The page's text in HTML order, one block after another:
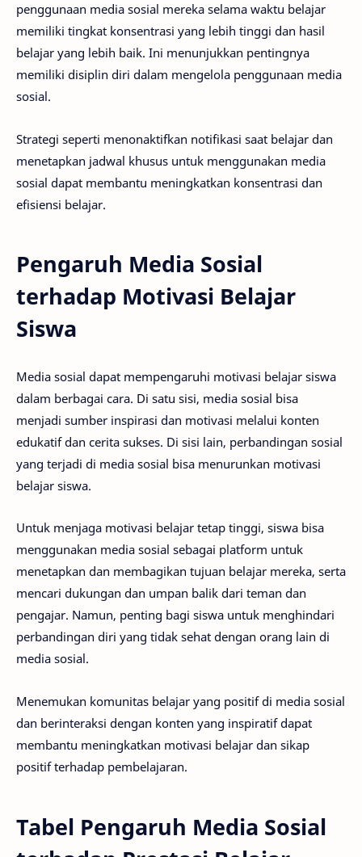
penggunaan media sosial mereka selama waktu belajar
memiliki tingkat konsentrasi yang lebih tinggi dan hasil
belajar yang lebih baik. Ini menunjukkan pentingnya
memiliki disiplin diri dalam mengelola penggunaan media
sosial.
Strategi seperti menonaktifkan notifikasi saat belajar dan
menetapkan jadwal khusus untuk menggunakan media
sosial dapat membantu meningkatkan konsentrasi dan
efisiensi belajar.
Pengaruh Media Sosial
terhadap Motivasi Belajar
Siswa
Media sosial dapat mempengaruhi motivasi belajar siswa
dalam berbagai cara. Di satu sisi, media sosial bisa
menjadi sumber inspirasi dan motivasi melalui konten
edukatif dan cerita sukses. Di sisi lain, perbandingan sosial
yang terjadi di media sosial bisa menurunkan motivasi
belajar siswa.
Untuk menjaga motivasi belajar tetap tinggi, siswa bisa
menggunakan media sosial sebagai platform untuk
menetapkan dan membagikan tujuan belajar mereka, serta
mencari dukungan dan umpan balik dari teman dan
pengajar. Namun, penting bagi siswa untuk menghindari
perbandingan diri yang tidak sehat dengan orang lain di
media sosial.
Menemukan komunitas belajar yang positif di media sosial
dan berinteraksi dengan konten yang inspiratif dapat
membantu meningkatkan motivasi belajar dan sikap
positif terhadap pembelajaran.
Tabel Pengaruh Media Sosial